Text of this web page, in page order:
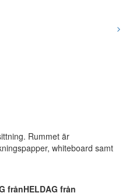
Rummet är
whiteboard samt
frånHELDAG från